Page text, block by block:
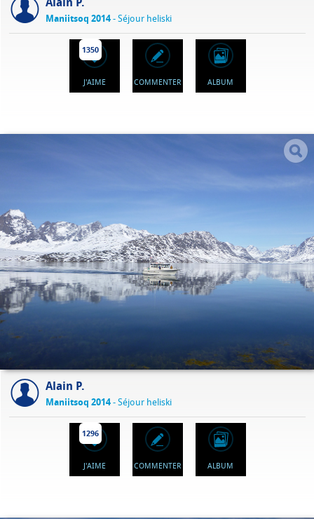
Maniitsoq 2014- Séjour heliski
1350
J'AIME COMMENTER ALBUM
Alain P.
Maniitsoq 2014- Séjour heliski
1296
J'AIME COMMENTER ALBUM